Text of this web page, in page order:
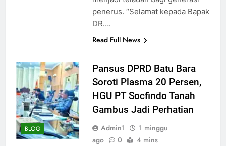
penerus. “Selamat kepada Bapak
DR….
Read Full News
BLOG
Pansus DPRD Batu Bara
Soroti Plasma 20 Persen,
HGU PT Socfindo Tanah
Gambus Jadi Perhatian
Admin1
1 minggu
ago
0 4 mins